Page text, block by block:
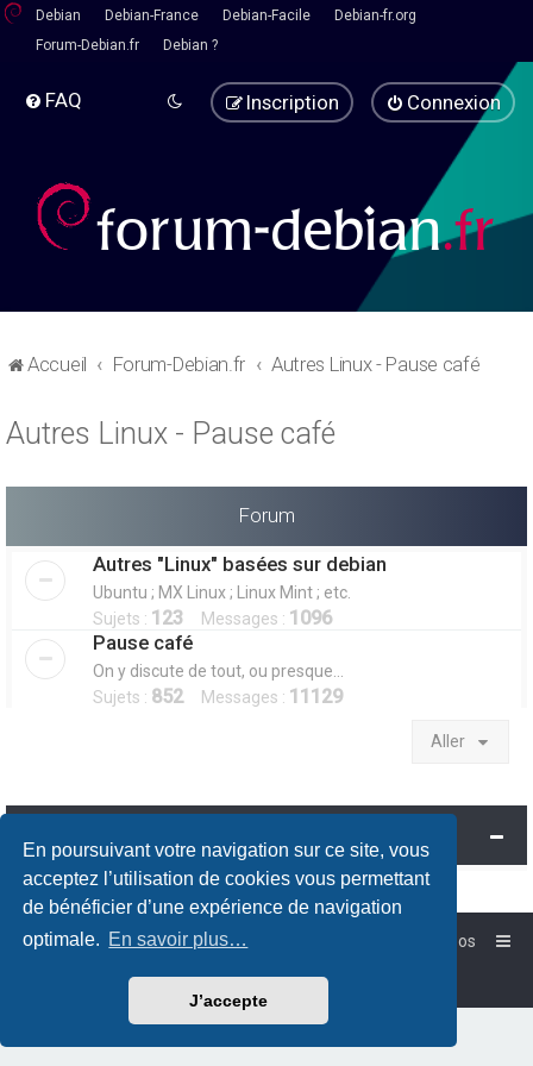
En poursuivant votre navigation sur ce site, vous
acceptez l’utilisation de cookies vous permettant
de bénéficier d’une expérience de navigation
optimale. En savoir plus…
J’accepte
Debian Debian-France Debian-Facile
Debian-fr.org
Forum-Debian.fr
Debian ?
FAQ Connexion
Inscription
Accueil Forum-Debian.fr Autres Linux - Pause café
Autres Linux - Pause café
Forum
Autres "Linux" basées sur debian
Ubuntu ; MX Linux ; Linux Mint ; etc.
Sujets : 123 Messages : 1096
Pause café
On y discute de tout, ou presque...
Sujets : 852Messages : 11129
Aller
Accueil Forum-Debian.fr
À propos
Traduction française officielle